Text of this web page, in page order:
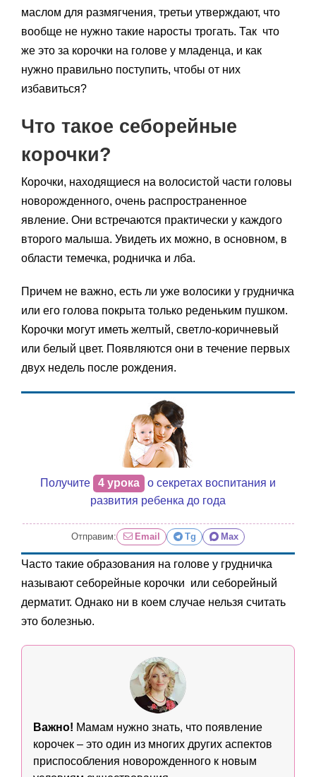
маслом для размягчения, третьи утверждают, что
вообще не нужно такие наросты трогать. Так что
же это за корочки на голове у младенца, и как
нужно правильно поступить, чтобы от них
избавиться?
Что такое себорейные
корочки?
Корочки, находящиеся на волосистой части головы
новорожденного, очень распространенное
явление. Они встречаются практически у каждого
второго малыша. Увидеть их можно, в основном, в
области темечка, родничка и лба.
Причем не важно, есть ли уже волосики у грудничка
или его голова покрыта только реденьким пушком.
Корочки могут иметь желтый, светло-коричневый
или белый цвет. Появляются они в течение первых
двух недель после рождения.
Получите 4 урока
о секретах воспитания и
развития ребенка до года
Отправим: Email Tg Max
Часто такие образования на голове у грудничка
называют себорейные корочки или себорейный
дерматит. Однако ни в коем случае нельзя считать
это болезнью.
Важно! Мамам нужно знать, что появление
корочек – это один из многих других аспектов
приспособления новорожденного к новым